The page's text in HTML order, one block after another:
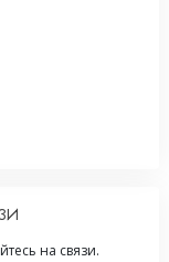
на связи.